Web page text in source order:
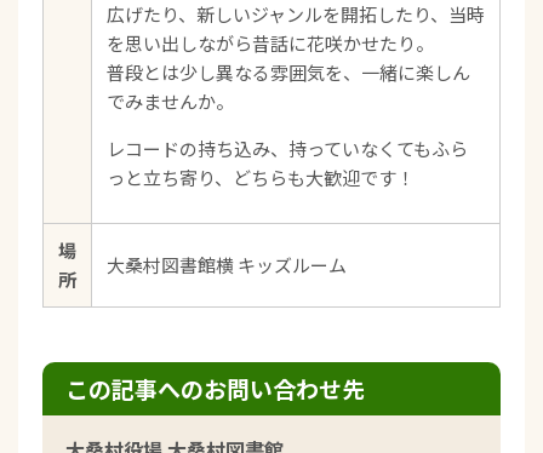
広げたり、新しいジャンルを開拓したり、当時
を思い出しながら昔話に花咲かせたり。
普段とは少し異なる雰囲気を、一緒に楽しん
でみませんか。
レコードの持ち込み、持っていなくてもふら
っと立ち寄り、どちらも大歓迎です！
場
所
大桑村図書館横 キッズルーム
この記事へのお問い合わせ先